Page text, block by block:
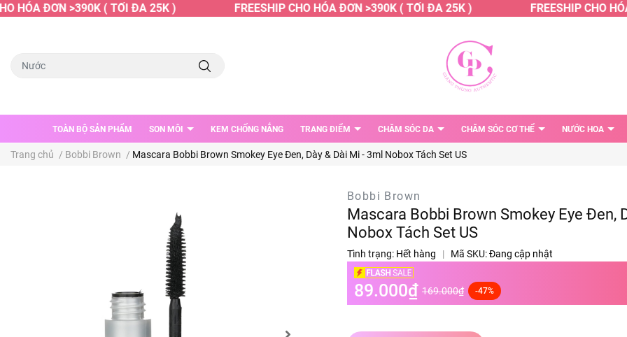
HÓA ĐƠN >390K ( TỐI ĐA 25K ) FREESHIP CHO HÓA ĐƠN >390K ( TỐI ĐA 25K ) FREESHIP CHO
TOÀN BỘ SẢN PHẨM SON MÔI KEM CHỐNG NẮNG TRANG ĐIỂM CHĂM SÓC DA CHĂM SÓC CƠ THỂ NƯỚC HOA
Trang chủ / Bobbi Brown / Mascara Bobbi Brown Smokey Eye Đen, Dày & Dài Mi - 3ml Nobox Tách Set US
Bobbi Brown
Mascara Bobbi Brown Smokey Eye Đen,
Nobox Tách Set US
Tình trạng: Hết hàng | Mã SKU:Đang cập nhật
89.000₫ 169.000₫ -47%